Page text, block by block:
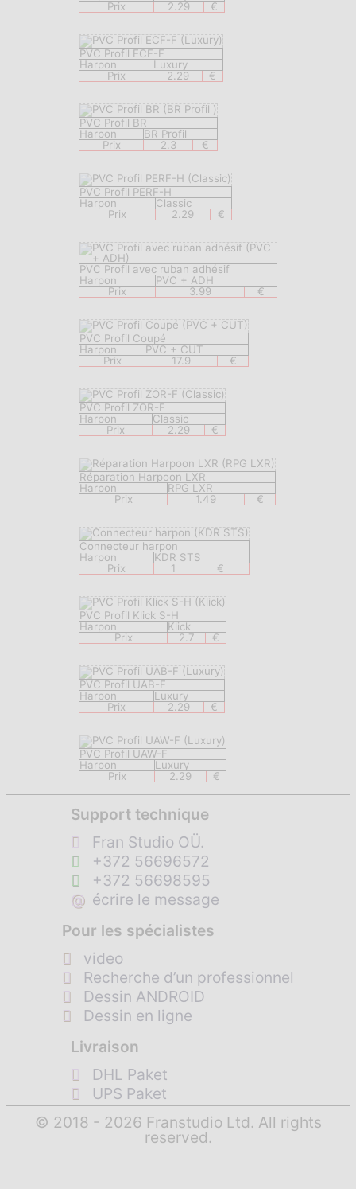
Prix
2.29 €
PVC Profil ECF-F
Harpon
Luxury
Prix
2.29 €
PVC Profil BR
Harpon
BR Profil
Prix
2.3 €
PVC Profil PERF-H
Harpon
Classic
Prix
2.29 €
PVC Profil avec ruban adhésif
Harpon
PVC + ADH
Prix
3.99 €
PVC Profil Coupé
Harpon
PVC + CUT
Prix
17.9 €
PVC Profil ZOR-F
Harpon
Classic
Prix
2.29 €
Réparation Harpoon LXR
Harpon
RPG LXR
Prix
1.49 €
Connecteur harpon
Harpon
KDR STS
Prix
1 €
PVC Profil Klick S-H
Harpon
Klick
Prix
2.7 €
PVC Profil UAB-F
Harpon
Luxury
Prix
2.29 €
PVC Profil UAW-F
Harpon
Luxury
Prix
2.29 €
Support technique
Fran Studio OÜ.
+372 56696572
+372 56698595
@ écrire le message
Pour les spécialistes
video
Recherche d’un professionnel
Dessin ANDROID
Dessin en ligne
Livraison
DHL Paket
UPS Paket
© 2018 - 2026 Franstudio Ltd. All rights
reserved.